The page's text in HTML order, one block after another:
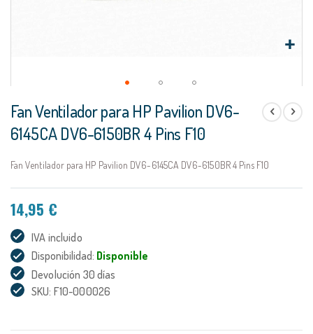
al
de
galería
Fan Ventilador para HP Pavilion DV6-
6145CA DV6-6150BR 4 Pins F10
Fan Ventilador para HP Pavilion DV6-6145CA DV6-6150BR 4 Pins F10
14,95 €
IVA incluido
Disponibilidad: Disponible
Devolución 30 días
SKU: F10-000026